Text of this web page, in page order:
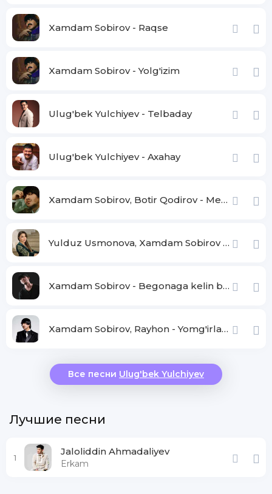
Xamdam Sobirov - Raqse
Xamdam Sobirov - Yolg'izim
Ulug'bek Yulchiyev - Telbaday
Ulug'bek Yulchiyev - Axahay
Xamdam Sobirov, Botir Qodirov - Menga qara lola
Yulduz Usmonova, Xamdam Sobirov - Daryo Daryo
Xamdam Sobirov - Begonaga kelin bo'lding
Xamdam Sobirov, Rayhon - Yomg'irlarda
Все песни Ulug'bek Yulchiyev
Лучшие песни
1
Jaloliddin Ahmadaliyev
Erkam